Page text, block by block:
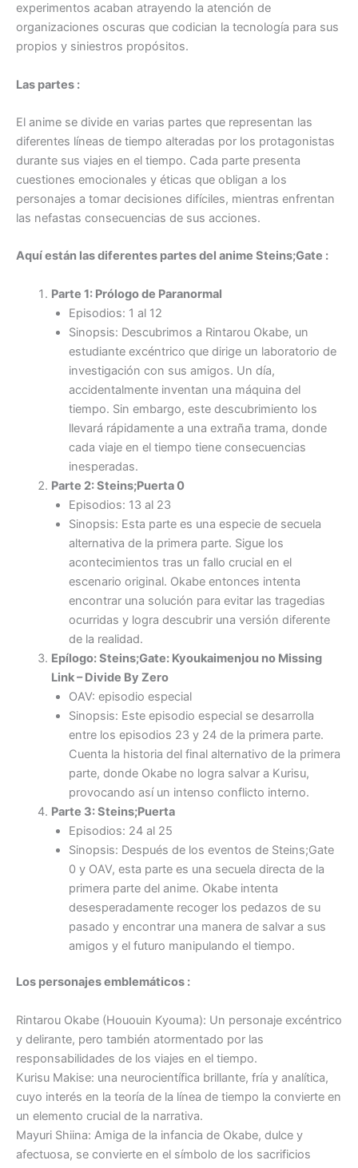
experimentos acaban atrayendo la atención de
organizaciones oscuras que codician la tecnología para sus
propios y siniestros propósitos.
Las partes :
El anime se divide en varias partes que representan las
diferentes líneas de tiempo alteradas por los protagonistas
durante sus viajes en el tiempo. Cada parte presenta
cuestiones emocionales y éticas que obligan a los
personajes a tomar decisiones difíciles, mientras enfrentan
las nefastas consecuencias de sus acciones.
Aquí están las diferentes partes del anime Steins;Gate :
Parte 1: Prólogo de Paranormal
Episodios: 1 al 12
Sinopsis: Descubrimos a Rintarou Okabe, un
estudiante excéntrico que dirige un laboratorio de
investigación con sus amigos. Un día,
accidentalmente inventan una máquina del
tiempo. Sin embargo, este descubrimiento los
llevará rápidamente a una extraña trama, donde
cada viaje en el tiempo tiene consecuencias
inesperadas.
Parte 2: Steins;Puerta 0
Episodios: 13 al 23
Sinopsis: Esta parte es una especie de secuela
alternativa de la primera parte. Sigue los
acontecimientos tras un fallo crucial en el
escenario original. Okabe entonces intenta
encontrar una solución para evitar las tragedias
ocurridas y logra descubrir una versión diferente
de la realidad.
Epílogo: Steins;Gate: Kyoukaimenjou no Missing
Link – Divide By Zero
OAV: episodio especial
Sinopsis: Este episodio especial se desarrolla
entre los episodios 23 y 24 de la primera parte.
Cuenta la historia del final alternativo de la primera
parte, donde Okabe no logra salvar a Kurisu,
provocando así un intenso conflicto interno.
Parte 3: Steins;Puerta
Episodios: 24 al 25
Sinopsis: Después de los eventos de Steins;Gate
0 y OAV, esta parte es una secuela directa de la
primera parte del anime. Okabe intenta
desesperadamente recoger los pedazos de su
pasado y encontrar una manera de salvar a sus
amigos y el futuro manipulando el tiempo.
Los personajes emblemáticos :
Rintarou Okabe (Hououin Kyouma): Un personaje excéntrico
y delirante, pero también atormentado por las
responsabilidades de los viajes en el tiempo.
Kurisu Makise: una neurocientífica brillante, fría y analítica,
cuyo interés en la teoría de la línea de tiempo la convierte en
un elemento crucial de la narrativa.
Mayuri Shiina: Amiga de la infancia de Okabe, dulce y
afectuosa, se convierte en el símbolo de los sacrificios